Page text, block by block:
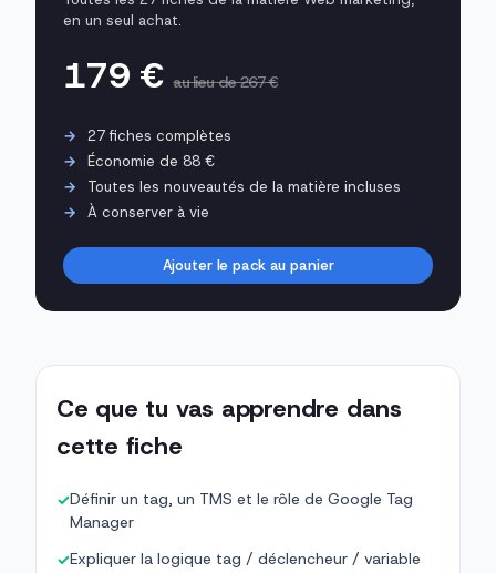
en un seul achat.
179 €au lieu de 267 €
27 fiches complètes
Économie de 88 €
Toutes les nouveautés de la matière incluses
À conserver à vie
Ajouter le pack au panier
Ce que tu vas apprendre dans
cette fiche
✓Définir un tag, un TMS et le rôle de Google Tag
Manager
✓Expliquer la logique tag / déclencheur / variable